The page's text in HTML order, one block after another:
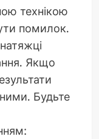
технікою
помилок.
Якщо
Будьте